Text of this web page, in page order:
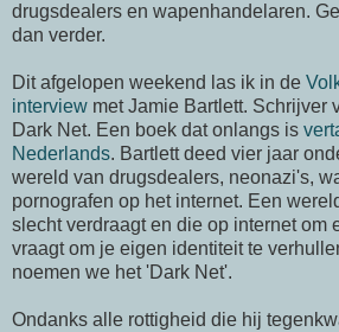
drugsdealers en wapenhandelaren.
dan verder.
Dit afgelopen weekend las ik in de
interview met Jamie Bartlett. Schrijver
Dark Net. Een boek dat onlangs is
Nederlands. Bartlett deed vier jaar
wereld van drugsdealers, neonazi's,
pornografen op het internet. Een
slecht verdraagt en die op internet om
vraagt om je eigen identiteit te
noemen we het 'Dark Net'.
Ondanks alle rottigheid die hij